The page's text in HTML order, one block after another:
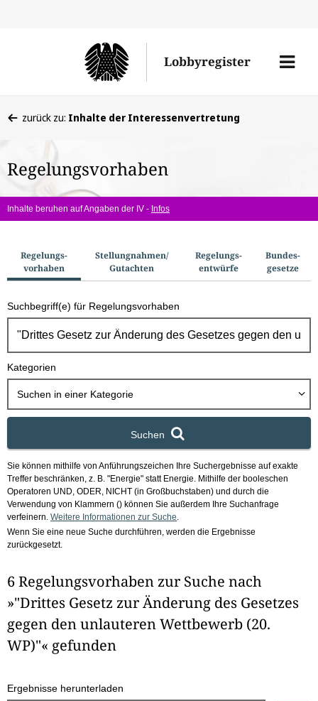
den
Lobbyregister
Menü
befinden
hier:
zurück zu: Inhalte der Interessenvertretung
Regelungsvorhaben
Inhalte beruhen auf Angaben der IV - Infos
u
c
h
o
Regelungs­
vorhaben
Stellungnahmen/​
Gutachten
Regelungs­
entwürfe
Bundes­
gesetze
Suchbegriff(e) für Regelungsvorhaben
Kategorien
Suchen in einer Kategorie
Suchen
Sie können mithilfe von Anführungszeichen Ihre Suchergebnisse auf exakte
Treffer beschränken, z. B. "Energie" statt Energie. Mithilfe der booleschen
Operatoren UND, ODER, NICHT (in Großbuchstaben) und durch die
Verwendung von Klammern () können Sie außerdem Ihre Suchanfrage
verfeinern. Weitere Informationen zur Suche
Wenn Sie eine neue Suche durchführen, werden die Ergebnisse
zurückgesetzt.
6 Regelungsvorhaben zur Suche nach
»"Drittes Gesetz zur Änderung des Gesetzes
gegen den unlauteren Wettbewerb (20.
WP)"« gefunden
Ergebnisse herunterladen